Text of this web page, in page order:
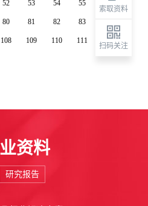
52 53 54 55
80 81 82 83
108 109 110 111
资料
研究报告
索取资料
扫码关注